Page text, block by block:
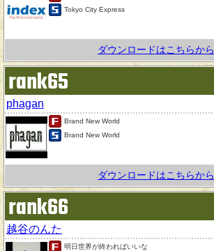
Tokyo City Express
ダウンロードはこちらから
rank65
phagan
Brand New World
Brand New World
ダウンロードはこちらから
rank66
越谷のんた
明日世界が終わればいいな